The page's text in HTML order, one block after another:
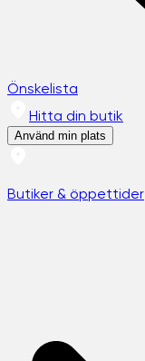
Önskelista
Hitta din butik
Använd min plats
Butiker & öppettider